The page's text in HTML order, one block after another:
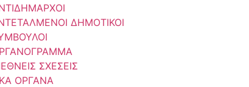
ΔΗΜΟΤΙΚΟΙ
ΣΧΕΣΕΙΣ
ΟΡΓΑΝΑ